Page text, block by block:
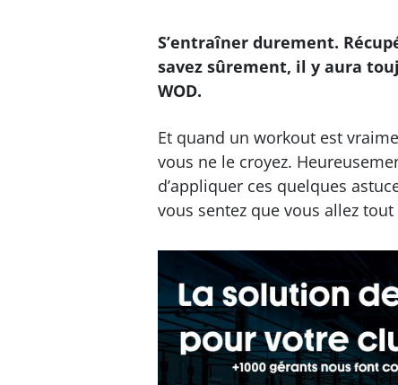
S’entraîner durement.
savez sûrement, il y aura
WOD.
Et quand un workout est
vous ne le croyez.
d’appliquer ces quelques
vous sentez que vous allez tout